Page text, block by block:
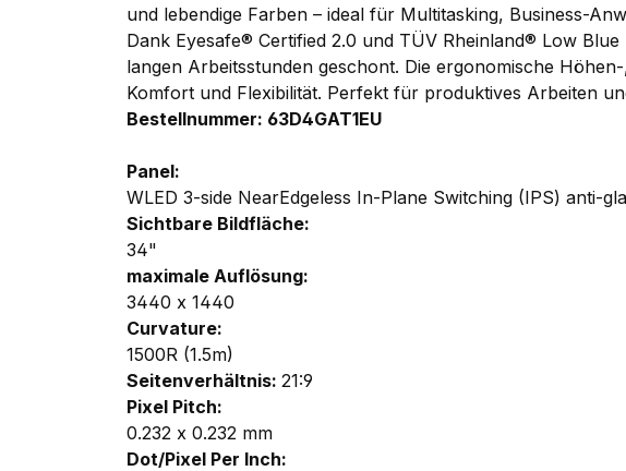
und lebendige Farben – ideal für Multitasking, Business-
Dank Eyesafe® Certified 2.0 und TÜV Rheinland® Low
langen Arbeitsstunden geschont. Die ergonomische
Komfort und Flexibilität. Perfekt für produktives Arbeiten
Bestellnummer: 63D4GAT1EU
Panel:
WLED 3-side NearEdgeless In-Plane Switching (IPS) anti-
Sichtbare Bildfläche:
34"
maximale Auflösung:
3440 x 1440
Curvature:
1500R (1.5m)
Seitenverhältnis: 21:9
Pixel Pitch:
0.232 x 0.232 mm
Dot/Pixel Per Inch: